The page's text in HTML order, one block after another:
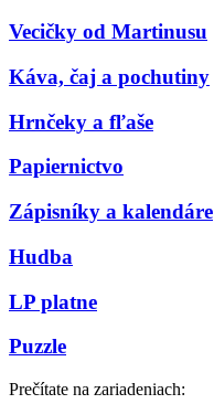
Vecičky od Martinusu
Káva, čaj a pochutiny
Hrnčeky a fľaše
Papiernictvo
Zápisníky a kalendáre
Hudba
LP platne
Puzzle
Prečítate na zariadeniach: